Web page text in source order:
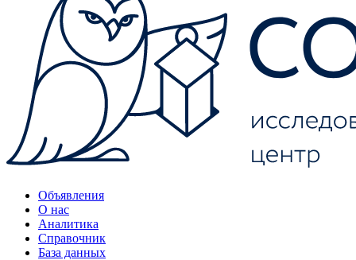
Объявления
О нас
Аналитика
Справочник
База данных